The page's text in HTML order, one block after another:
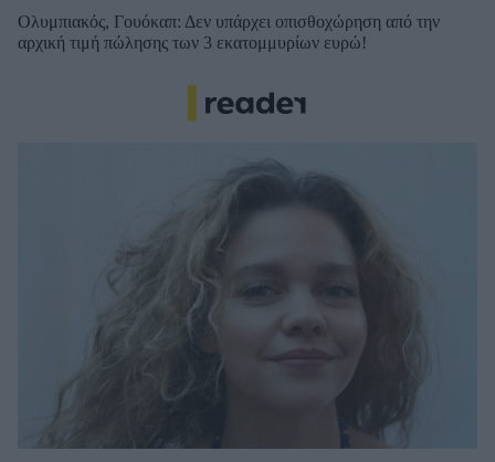
Ολυμπιακός, Γουόκαπ: Δεν υπάρχει οπισθοχώρηση από την
αρχική τιμή πώλησης των 3 εκατομμυρίων ευρώ!